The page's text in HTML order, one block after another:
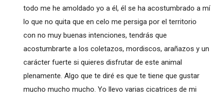
todo me he amoldado yo a él, él se ha acostumbrado a mí
lo que no quita que en celo me persiga por el territorio
con no muy buenas intenciones, tendrás que
acostumbrarte a los coletazos, mordiscos, arañazos y un
carácter fuerte si quieres disfrutar de este animal
plenamente. Algo que te diré es que te tiene que gustar
mucho mucho mucho. Yo llevo varias cicatrices de mi